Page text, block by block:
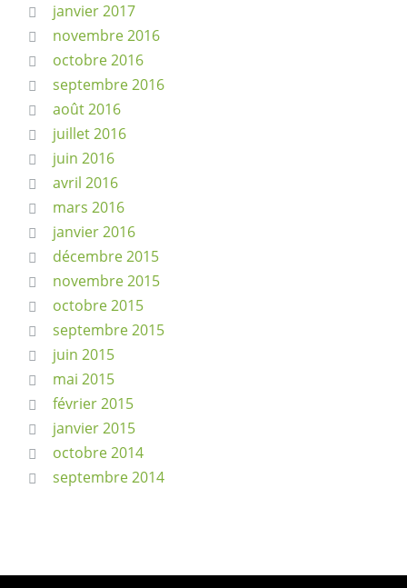
janvier 2017
novembre 2016
octobre 2016
septembre 2016
août 2016
juillet 2016
juin 2016
avril 2016
mars 2016
janvier 2016
décembre 2015
novembre 2015
octobre 2015
septembre 2015
juin 2015
mai 2015
février 2015
janvier 2015
octobre 2014
septembre 2014